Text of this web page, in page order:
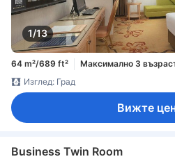
1/13
64 m²/689 ft² Максимално 3
Изглед: Град
Вижте
Business Twin Room